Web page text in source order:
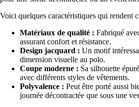
Voici quelques caractéristiques qui rendent
Matériaux de qualité : Fabriqué
assurant confort et résistance.
Design jacquard : Un motif
dimension visuelle au polo.
Coupe moderne : Sa silhouette
avec différents styles de vêtements.
Polyvalence : Peut être porté aussi
journée décontractée que sous une